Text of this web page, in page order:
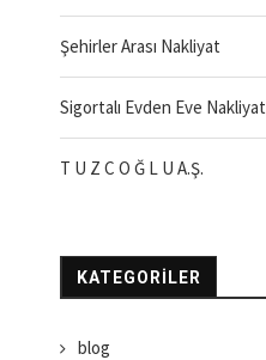
Şehirler Arası Nakliyat
Sigortalı Evden Eve Nakliyat
T U Z C O Ğ L U A.Ş.
KATEGORILER
blog